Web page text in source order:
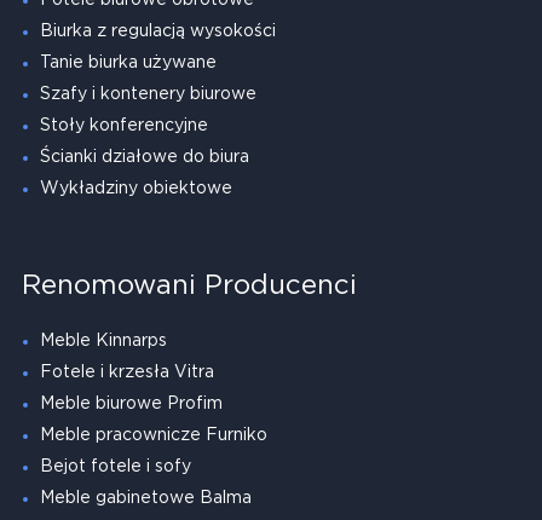
Biurka z regulacją wysokości
Tanie biurka używane
Szafy i kontenery biurowe
Stoły konferencyjne
Ścianki działowe do biura
Wykładziny obiektowe
Renomowani Producenci
Meble Kinnarps
Fotele i krzesła Vitra
Meble biurowe Profim
Meble pracownicze Furniko
Bejot fotele i sofy
Meble gabinetowe Balma